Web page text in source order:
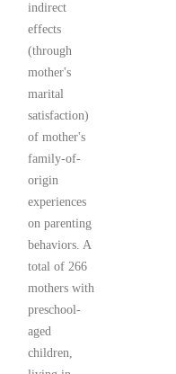
indirect
effects
(through
mother's
marital
satisfaction)
of mother's
family-of-
origin
experiences
on parenting
behaviors. A
total of 266
mothers with
preschool-
aged
children,